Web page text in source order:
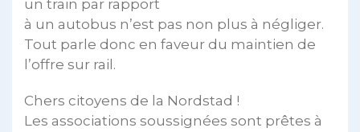
un train par rapport
à un autobus n’est pas non plus à négliger.
Tout parle donc en faveur du maintien de
l’offre sur rail.
Chers citoyens de la Nordstad !
Les associations soussignées sont prêtes à